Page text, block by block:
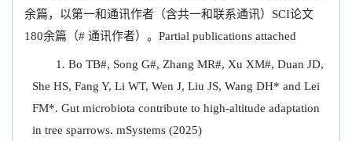
余篇，以第一和通讯作者（含共一和联系通讯）SCI论文
180余篇（# 通讯作者）。Partial publications attached
Bo TB#, Song G#, Zhang MR#, Xu XM#, Duan JD,
She HS, Fang Y, Li WT, Wen J, Liu JS, Wang DH* and Lei
FM*. Gut microbiota contribute to high-altitude adaptation
in tree sparrows. mSystems (2025)